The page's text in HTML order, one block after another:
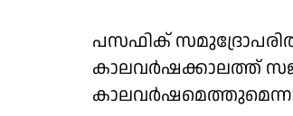
പസഫിക്
കാലവർഷക്കാലത്ത്